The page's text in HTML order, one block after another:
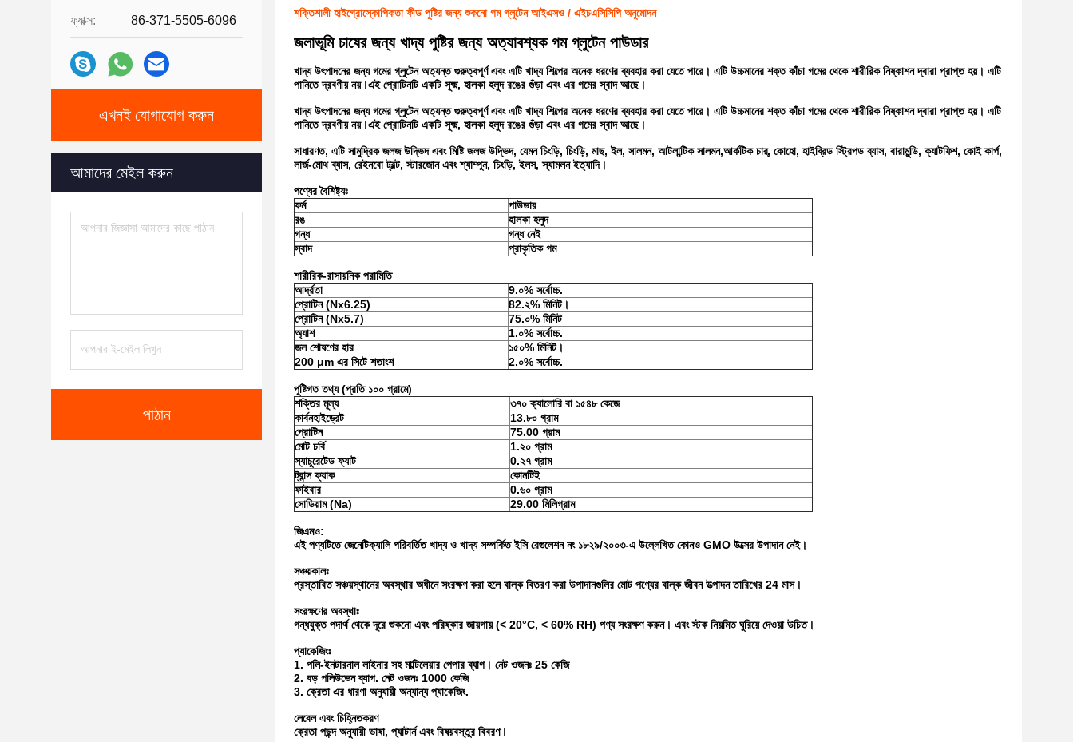
ফ্যাক্স: 86-371-5505-6096
এখনই যোগাযোগ করুন
আমাদের মেইল করুন
পাঠান
শক্তিশালী হাইগ্রোস্কোপিকতা ফীড পুষ্টির জন্য শুকনো গম গ্লুটেন আইএসও / এইচএসিসিপি অনুমোদন
জলাভূমি চাষের জন্য খাদ্য পুষ্টির জন্য অত্যাবশ্যক গম গ্লুটেন পাউডার
খাদ্য উৎপাদনের জন্য গমের গ্লুটেন অত্যন্ত গুরুত্বপূর্ণ এবং এটি খাদ্য শিল্পের অনেক ধরণের ব্যবহার করা যেতে পারে। এটি উচ্চমানের শক্ত কাঁচা গমের থেকে শারীরিক নিষ্কাশন দ্বারা প্রাপ্ত হয়। এটি
পানিতে দ্রবণীয় নয়।এই প্রোটিনটি একটি সূক্ষ্ম, হালকা হলুদ রঙের গুঁড়া এবং এর গমের স্বাদ আছে।
খাদ্য উৎপাদনের জন্য গমের গ্লুটেন অত্যন্ত গুরুত্বপূর্ণ এবং এটি খাদ্য শিল্পের অনেক ধরণের ব্যবহার করা যেতে পারে। এটি উচ্চমানের শক্ত কাঁচা গমের থেকে শারীরিক নিষ্কাশন দ্বারা প্রাপ্ত হয়। এটি
পানিতে দ্রবণীয় নয়।এই প্রোটিনটি একটি সূক্ষ্ম, হালকা হলুদ রঙের গুঁড়া এবং এর গমের স্বাদ আছে।
সাধারণত, এটি সামুদ্রিক জলজ উদ্ভিদ এবং মিষ্টি জলজ উদ্ভিদ, যেমন চিংড়ি, চিংড়ি, মাছ, ইল, সালমন, আটলান্টিক সালমন,আর্কটিক চার্, কোহো, হাইব্রিড স্ট্রিপড ব্যাস, বারামুন্ডি, ক্যাটফিশ, কোই কার্প,
লার্জ-মোথ ব্যাস, রেইনবো ট্রল্ট, স্টারজোন এবং শ্যাম্পুন, চিংড়ি, ইলস, স্যামলন ইত্যাদি।
পণ্যের বৈশিষ্ট্যঃ
ফর্ম
পাউডার
রঙ
হালকা হলুদ
গন্ধ
গন্ধ নেই
স্বাদ
প্রাকৃতিক গম
শারীরিক-রাসায়নিক পরামিতি
আর্দ্রতা
9.০% সর্বোচ্চ.
প্রোটিন (Nx6.25)
82.২% মিনিট।
প্রোটিন (Nx5.7)
75.০% মিনিট
অ্যাশ
1.০% সর্বোচ্চ.
জল শোষণের হার
১৫০% মিনিট।
200 μm এর সিটে শতাংশ
2.০% সর্বোচ্চ.
পুষ্টিগত তথ্য (প্রতি ১০০ গ্রামে)
শক্তির মূল্য
৩৭০ ক্যালোরি বা ১৫৪৮ কেজে
কার্বনহাইড্রেট
13.৮০ গ্রাম
প্রোটিন
75.00 গ্রাম
মোট চর্বি
1.২০ গ্রাম
স্যাচুরেটেড ফ্যাট
0.২৭ গ্রাম
ট্রান্স ফ্যাক
কোনটিই
ফাইবার
0.৬০ গ্রাম
সোডিয়াম (Na)
29.00 মিলিগ্রাম
জিএমও:
এই পণ্যটিতে জেনেটিক্যালি পরিবর্তিত খাদ্য ও খাদ্য সম্পর্কিত ইসি রেগুলেশন নং ১৮২৯/২০০৩-এ উল্লেখিত কোনও GMO উত্সের উপাদান নেই।
সঞ্চয়কালঃ
প্রস্তাবিত সঞ্চয়স্থানের অবস্থার অধীনে সংরক্ষণ করা হলে বাল্ক বিতরণ করা উপাদানগুলির মোট পণ্যের বাল্ক জীবন উত্পাদন তারিখের 24 মাস।
সংরক্ষণের অবস্থাঃ
গন্ধযুক্ত পদার্থ থেকে দূরে শুকনো এবং পরিষ্কার জায়গায় (< 20°C, < 60% RH) পণ্য সংরক্ষণ করুন। এবং স্টক নিয়মিত ঘুরিয়ে দেওয়া উচিত।
প্যাকেজিংঃ
1. পলি-ইনটারনাল লাইনার সহ মাল্টিলেয়ার পেপার ব্যাগ। নেট ওজনঃ 25 কেজি
2. বড় পলিউভেন ব্যাগ. নেট ওজনঃ 1000 কেজি
3. ক্রেতা এর ধারণা অনুযায়ী অন্যান্য প্যাকেজিং.
লেবেল এবং চিহ্নিতকরণ
ক্রেতা পছন্দ অনুযায়ী ভাষা, প্যাটার্ন এবং বিষয়বস্তুর বিবরণ।